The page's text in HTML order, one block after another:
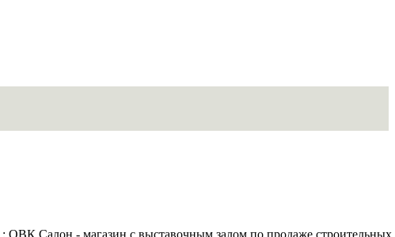
: ОВК Салон - магазин с выставочным залом по продаже